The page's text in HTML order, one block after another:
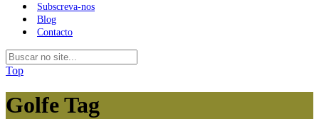
Subscreva-nos
Blog
Contacto
Top
Golfe Tag